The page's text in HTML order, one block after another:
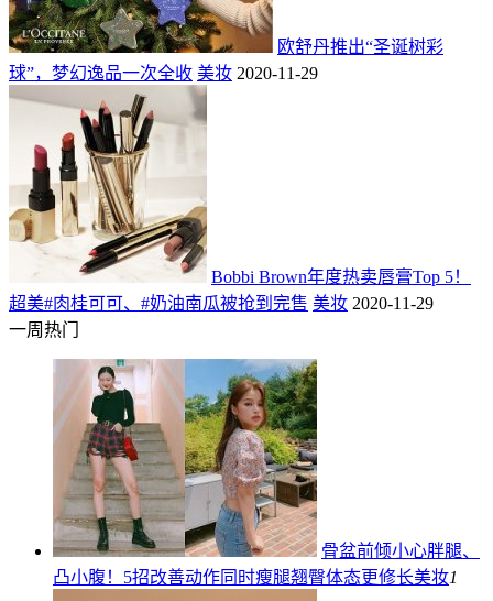
欧舒丹推出“圣诞树彩
球”，梦幻逸品一次全收 美妆 2020-11-29
Bobbi Brown年度热卖唇膏Top 5！
超美#肉桂可可、#奶油南瓜被抢到完售 美妆 2020-11-29
一周热门
骨盆前倾小心胖腿、
凸小腹！5招改善动作同时瘦腿翘臀体态更修长美妆1